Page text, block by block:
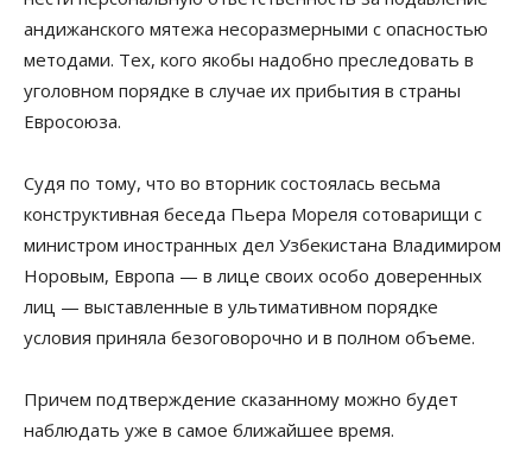
андижанского мятежа несоразмерными с опасностью
методами. Тех, кого якобы надобно преследовать в
уголовном порядке в случае их прибытия в страны
Евросоюза.
Судя по тому, что во вторник состоялась весьма
конструктивная беседа Пьера Мореля сотоварищи с
министром иностранных дел Узбекистана Владимиром
Норовым, Европа — в лице своих особо доверенных
лиц — выставленные в ультимативном порядке
условия приняла безоговорочно и в полном объеме.
Причем подтверждение сказанному можно будет
наблюдать уже в самое ближайшее время.